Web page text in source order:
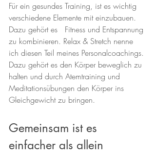
Für ein gesundes Training, ist es wichtig
verschiedene Elemente mit einzubauen.
Dazu gehört es   Fitness und Entspannung
zu kombinieren. Relax & Stretch nenne
ich diesen Teil meines Personalcoachings.
Dazu gehört es den Körper beweglich zu
halten und durch Atemtraining und
Meditationsübungen den Körper ins
Gleichgewicht zu bringen.
Gemeinsam ist es
einfacher als allein